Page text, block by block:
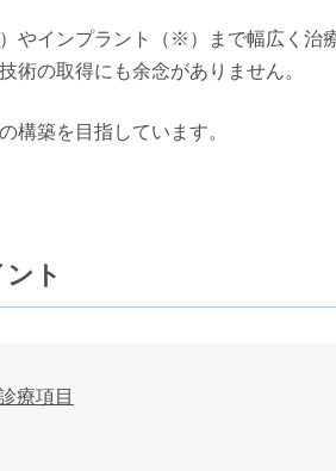
やインプラント（※）まで幅広く治
術の取得にも余念がありません。
構築を目指しています。
ト
療項目